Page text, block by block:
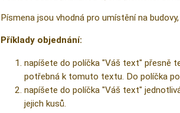
Písmena jsou vhodná pro umístění na
Příklady objednání:
napíšete do políčka "Váš text" přesně
potřebná k tomuto textu. Do políčka
napíšete do políčka "Váš text"
jejich kusů.